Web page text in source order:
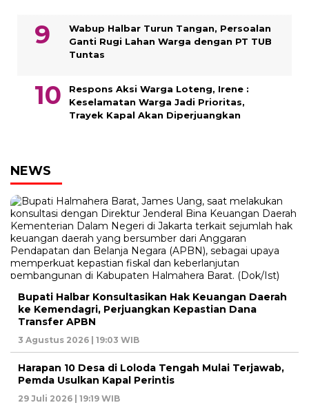
Wabup Halbar Turun Tangan, Persoalan
Ganti Rugi Lahan Warga dengan PT TUB
Tuntas
Respons Aksi Warga Loteng, Irene :
Keselamatan Warga Jadi Prioritas,
Trayek Kapal Akan Diperjuangkan
NEWS
Bupati Halbar Konsultasikan Hak Keuangan Daerah
ke Kemendagri, Perjuangkan Kepastian Dana
Transfer APBN
3 Agustus 2026 | 19:03 WIB
Harapan 10 Desa di Loloda Tengah Mulai Terjawab,
Pemda Usulkan Kapal Perintis
29 Juli 2026 | 19:19 WIB